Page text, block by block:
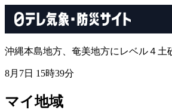
沖縄本島地方、奄美地方にレベル４土
8月7日 15時39分
マイ地域